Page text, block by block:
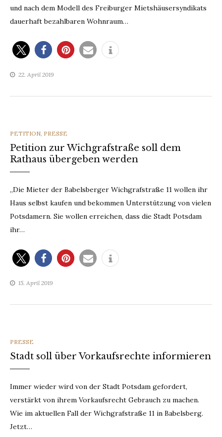
und nach dem Modell des Freiburger Mietshäusersyndikats
dauerhaft bezahlbaren Wohnraum…
22. April 2019
CATEGORIES
PETITION, PRESSE
Petition zur Wichgrafstraße soll dem
Rathaus übergeben werden
„Die Mieter der Babelsberger Wichgrafstraße 11 wollen ihr
Haus selbst kaufen und bekommen Unterstützung von vielen
Potsdamern. Sie wollen erreichen, dass die Stadt Potsdam
ihr…
15. April 2019
CATEGORIES
PRESSE
Stadt soll über Vorkaufsrechte informieren
Immer wieder wird von der Stadt Potsdam gefordert,
verstärkt von ihrem Vorkaufsrecht Gebrauch zu machen.
Wie im aktuellen Fall der Wichgrafstraße 11 in Babelsberg.
Jetzt…